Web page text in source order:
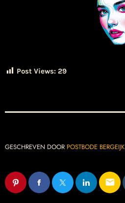
Post Views: 29
GESCHREVEN DOOR POSTBODE BERGEIJK
email